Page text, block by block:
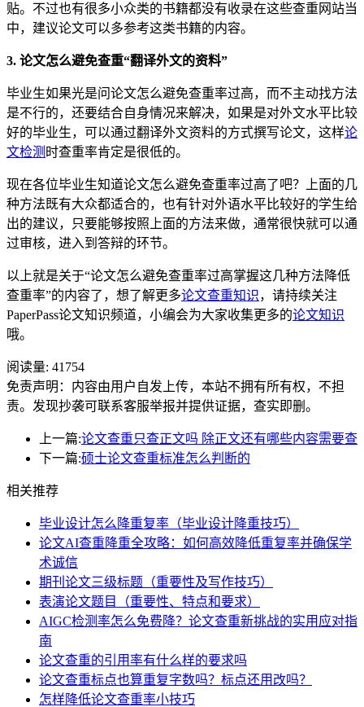
贴。不过也有很多小众类的书籍都没有收录在这些查重网站当
中，建议论文可以多参考这类书籍的内容。
3. 论文怎么避免查重“翻译外文的资料”
毕业生如果光是问论文怎么避免查重率过高，而不主动找方法
是不行的，还要结合自身情况来解决，如果是对外文水平比较
好的毕业生，可以通过翻译外文资料的方式撰写论文，这样论
文检测 时查重率肯定是很低的。
现在各位毕业生知道论文怎么避免查重率过高了吧？上面的几
种方法既有大众都适合的，也有针对外语水平比较好的学生给
出的建议，只要能够按照上面的方法来做，通常很快就可以通
过审核，进入到答辩的环节。
以上就是关于“论文怎么避免查重率过高掌握这几种方法降低
查重率”的内容了，想了解更多论文查重知识，请持续关注
PaperPass论文知识频道，小编会为大家收集更多的论文知识
哦。
阅读量: 41754
免责声明：内容由用户自发上传，本站不拥有所有权，不担
责。发现抄袭可联系客服举报并提供证据，查实即删。
上一篇:论文查重只查正文吗 除正文还有哪些内容需要查
下一篇:硕士论文查重标准怎么判断的
相关推荐
毕业设计怎么降重复率（毕业设计降重技巧）
论文AI查重降重全攻略：如何高效降低重复率并确保学
术诚信
期刊论文三级标题（重要性及写作技巧）
表演论文题目（重要性、特点和要求）
AIGC检测率怎么免费降？论文查重新挑战的实用应对指
南
论文查重的引用率有什么样的要求吗
论文查重标点也算重复字数吗？标点还用改吗？
怎样降低论文查重率小技巧